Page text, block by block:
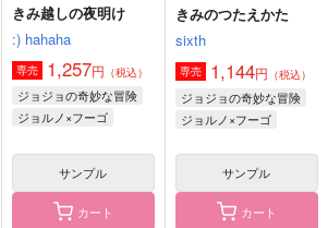
きみ越しの夜明け
:) hahaha
専売 1,257円 （税込）
ジョジョの奇妙な冒険
ジョルノ×フーゴ
サンプル
カート
きみのつたえかた
sixth
専売 1,144円 （税込）
ジョジョの奇妙な冒険
ジョルノ×フーゴ
サンプル
カート